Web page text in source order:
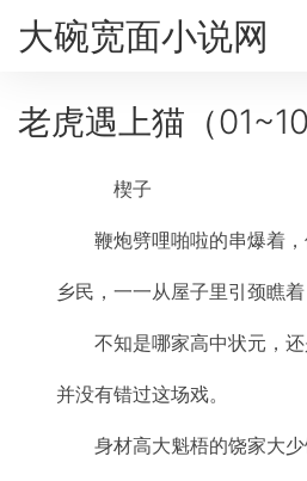
大碗宽面小说网
老虎遇上猫（01~10
楔子
鞭炮劈哩啪啦的串爆着，
乡民，一一从屋子里引颈瞧着
不知是哪家高中状元，还
并没有错过这场戏。
身材高大魁梧的饶家大少